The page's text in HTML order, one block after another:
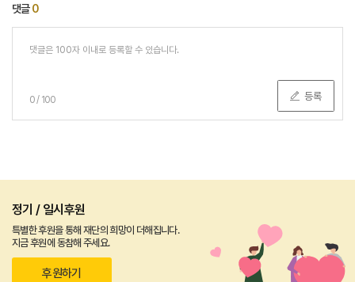
댓글0
0/ 100 등록
정기 / 일시후원
특별한 후원을 통해 재단의 희망이 더해집니다.
지금 후원에 동참해 주세요.
후원하기